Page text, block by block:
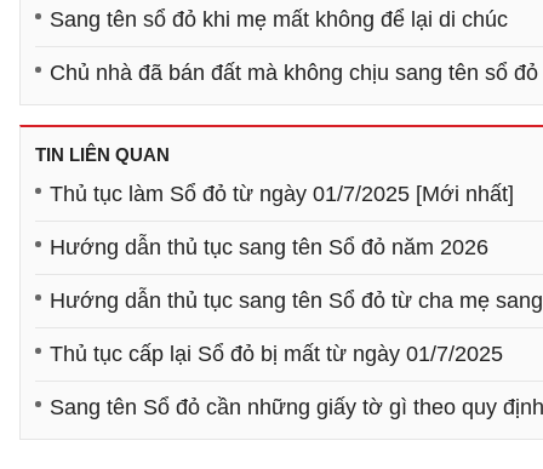
Sang tên sổ đỏ khi mẹ mất không để lại di chúc
Chủ nhà đã bán đất mà không chịu sang tên sổ đỏ
TIN LIÊN QUAN
Thủ tục làm Sổ đỏ từ ngày 01/7/2025 [Mới nhất]
Hướng dẫn thủ tục sang tên Sổ đỏ năm 2026
Hướng dẫn thủ tục sang tên Sổ đỏ từ cha mẹ
Thủ tục cấp lại Sổ đỏ bị mất từ ngày 01/7/2025
Sang tên Sổ đỏ cần những giấy tờ gì theo quy